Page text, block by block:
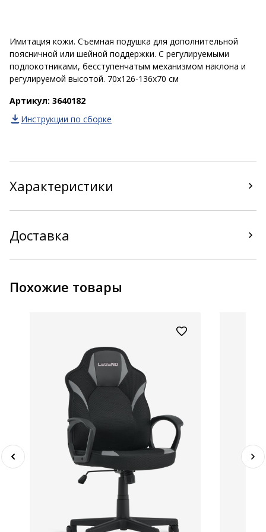
Имитация кожи. Съемная подушка для дополнительной
поясничной или шейной поддержки. С регулируемыми
подлокотниками, бесступенчатым механизмом наклона и
регулируемой высотой. 70х126-136х70 см
Артикул: 3640182
Инструкции по сборке
Характеристики
Доставка
Похожие товары